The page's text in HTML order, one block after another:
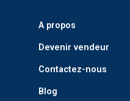
A propos
Devenir vendeur
Contactez-nous
Blog